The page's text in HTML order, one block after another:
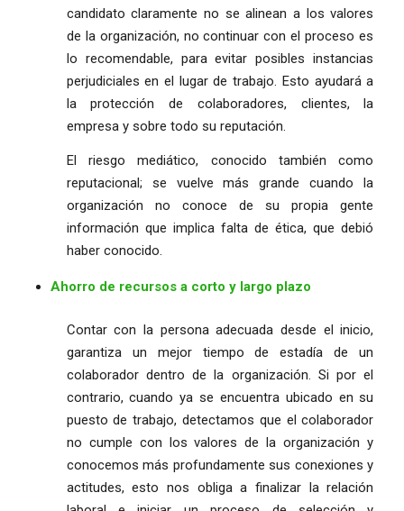
candidato claramente no se alinean a los valores
de la organización, no continuar con el proceso es
lo recomendable, para evitar posibles instancias
perjudiciales en el lugar de trabajo. Esto ayudará a
la protección de colaboradores, clientes, la
empresa y sobre todo su reputación.
El riesgo mediático, conocido también como
reputacional; se vuelve más grande cuando la
organización no conoce de su propia gente
información que implica falta de ética, que debió
haber conocido.
Ahorro de recursos a corto y largo plazo
Contar con la persona adecuada desde el inicio,
garantiza un mejor tiempo de estadía de un
colaborador dentro de la organización. Si por el
contrario, cuando ya se encuentra ubicado en su
puesto de trabajo, detectamos que el colaborador
no cumple con los valores de la organización y
conocemos más profundamente sus conexiones y
actitudes, esto nos obliga a finalizar la relación